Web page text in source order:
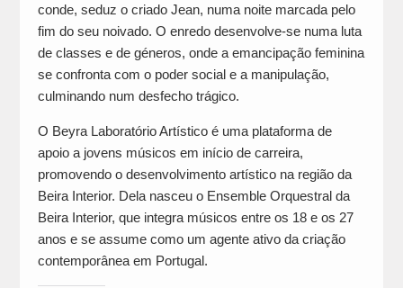
conde, seduz o criado Jean, numa noite marcada pelo
fim do seu noivado. O enredo desenvolve-se numa luta
de classes e de géneros, onde a emancipação feminina
se confronta com o poder social e a manipulação,
culminando num desfecho trágico.
O Beyra Laboratório Artístico é uma plataforma de
apoio a jovens músicos em início de carreira,
promovendo o desenvolvimento artístico na região da
Beira Interior. Dela nasceu o Ensemble Orquestral da
Beira Interior, que integra músicos entre os 18 e os 27
anos e se assume como um agente ativo da criação
contemporânea em Portugal.